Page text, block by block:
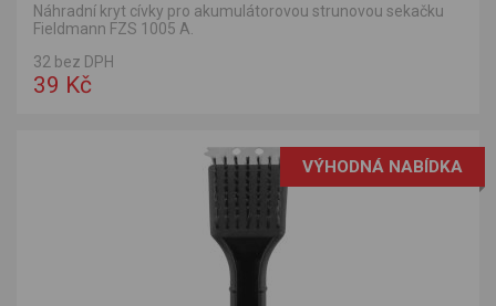
Náhradní kryt cívky pro akumulátorovou strunovou sekačku
Fieldmann FZS 1005 A.
32 bez DPH
39 Kč
VÝHODNÁ NABÍDKA